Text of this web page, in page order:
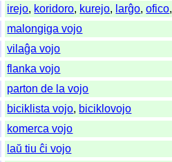
irejo, koridoro, kurejo, larĝo,ofico
malongiga vojo
vilaĝa vojo
flanka vojo
parton de la vojo
biciklista vojo, biciklovojo
komerca vojo
laŭ tiu ĉi vojo